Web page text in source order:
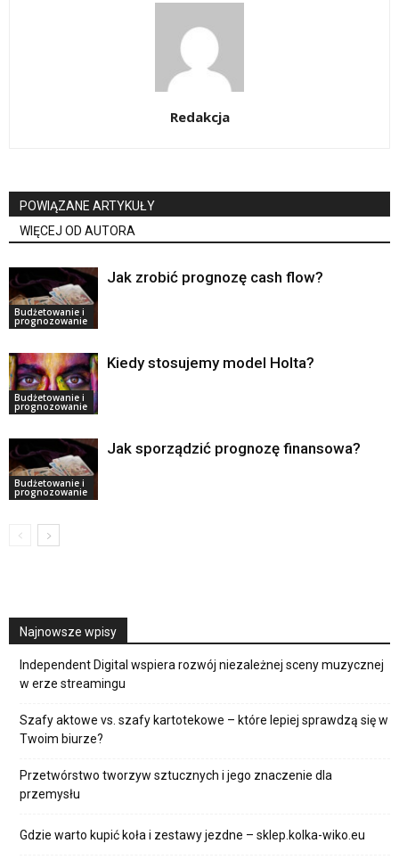
Redakcja
POWIĄZANE ARTYKUŁY
WIĘCEJ OD AUTORA
Budżetowanie i
prognozowanie
Jak zrobić prognozę cash flow?
Budżetowanie i
prognozowanie
Kiedy stosujemy model Holta?
Budżetowanie i
prognozowanie
Jak sporządzić prognozę finansowa?
Najnowsze wpisy
Independent Digital wspiera rozwój niezależnej sceny muzycznej
w erze streamingu
Szafy aktowe vs. szafy kartotekowe – które lepiej sprawdzą się w
Twoim biurze?
Przetwórstwo tworzyw sztucznych i jego znaczenie dla
przemysłu
Gdzie warto kupić koła i zestawy jezdne – sklep.kolka-wiko.eu